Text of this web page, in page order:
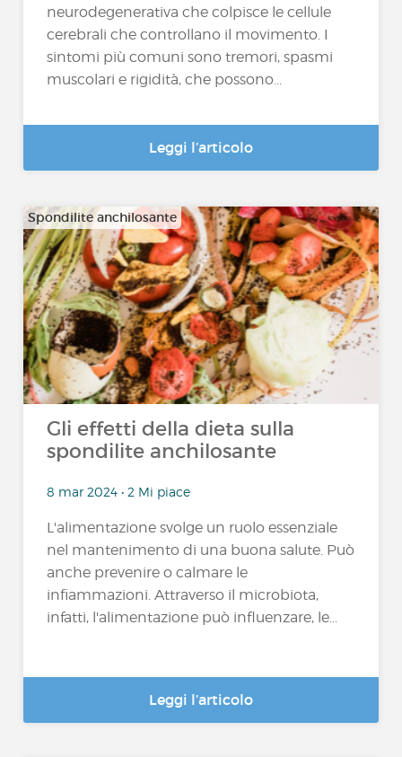
neurodegenerativa che colpisce le cellule
cerebrali che controllano il movimento. I
sintomi più comuni sono tremori, spasmi
muscolari e rigidità, che possono...
Leggi l’articolo
Spondilite anchilosante
Gli effetti della dieta sulla
spondilite anchilosante
8 mar 2024 • 2 Mi piace
L'alimentazione svolge un ruolo essenziale
nel mantenimento di una buona salute. Può
anche prevenire o calmare le
infiammazioni. Attraverso il microbiota,
infatti, l'alimentazione può influenzare, le...
Leggi l’articolo